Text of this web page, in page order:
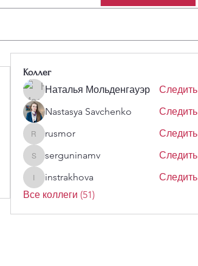
Коллег
Наталья Мольденгауэр
Следить
Nastasya Savchenko
Следить
rusmor
rusmor Следить
serguninamv
serguninamv Следить
instrakhova
instrakhova
Следить
Все коллеги (51)